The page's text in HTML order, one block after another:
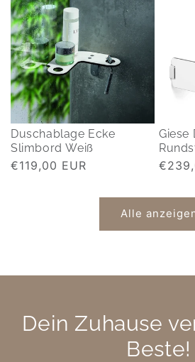
Duschablage Ecke
Slimbord Weiß
Normaler
€119,00 EUR
Giese
Alle
Dein Zuhause
Beste!